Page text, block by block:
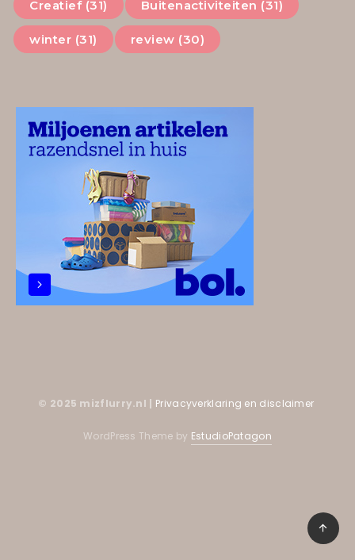
Creatief (31) Buitenactiviteiten (31)
winter (31) review (30)
© 2025 mizflurry.nl | Privacyverklaring en disclaimer
WordPress Theme by EstudioPatagon